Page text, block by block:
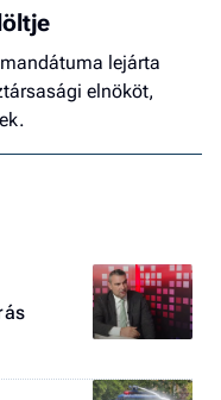
lejárta
elnököt,